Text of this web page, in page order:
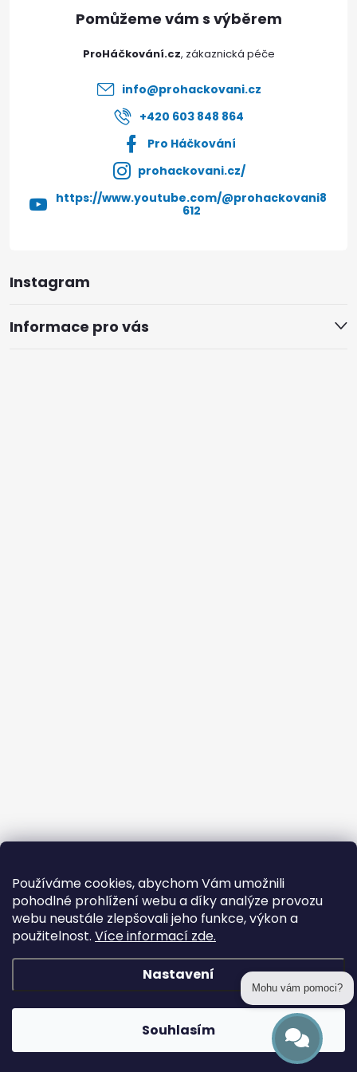
Používáme cookies, abychom Vám umožnili
pohodlné prohlížení webu a díky analýze provozu
webu neustále zlepšovali jeho funkce, výkon a
použitelnost. Více informací zde.
Nastavení
Souhlasím
Instagram
Informace pro vás
ProHáčkování.cz
info@prohackovani.cz
+420 603 848 864
Pro Háčkování
prohackovani.cz/
https://www.youtube.com/@prohackovani8
612
Copyright 2026prohackovani.cz. Všechna práva vyhrazena.
Mohu vám pomoci?